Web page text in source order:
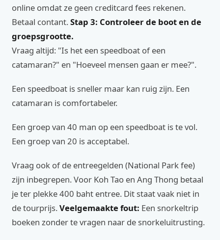
online omdat ze geen creditcard fees rekenen.
Betaal contant.Stap 3: Controleer de boot en de
groepsgrootte.
Vraag altijd: "Is het een speedboat of een
catamaran?" en "Hoeveel mensen gaan er mee?".
Een speedboat is sneller maar kan ruig zijn. Een
catamaran is comfortabeler.
Een groep van 40 man op een speedboat is te vol.
Een groep van 20 is acceptabel.
Vraag ook of de entreegelden (National Park fee)
zijn inbegrepen. Voor Koh Tao en Ang Thong betaal
je ter plekke 400 baht entree. Dit staat vaak niet in
de tourprijs.Veelgemaakte fout: Een snorkeltrip
boeken zonder te vragen naar de snorkeluitrusting.